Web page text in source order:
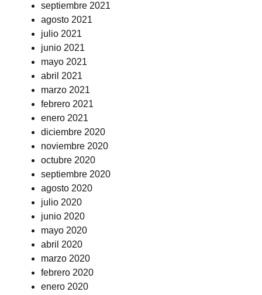
septiembre 2021
agosto 2021
julio 2021
junio 2021
mayo 2021
abril 2021
marzo 2021
febrero 2021
enero 2021
diciembre 2020
noviembre 2020
octubre 2020
septiembre 2020
agosto 2020
julio 2020
junio 2020
mayo 2020
abril 2020
marzo 2020
febrero 2020
enero 2020